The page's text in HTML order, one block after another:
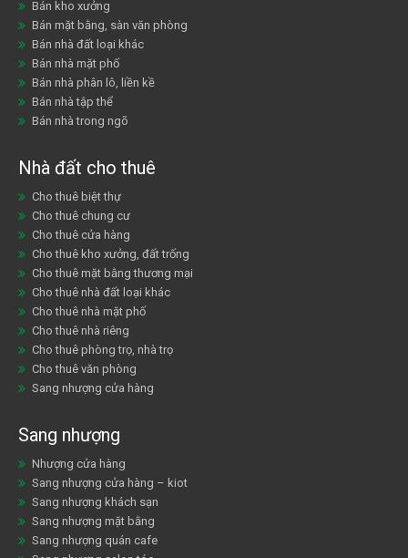
Bán kho xưởng
Bán mặt bằng, sàn văn phòng
Bán nhà đất loại khác
Bán nhà mặt phố
Bán nhà phân lô, liền kề
Bán nhà tập thể
Bán nhà trong ngõ
Nhà đất cho thuê
Cho thuê biệt thự
Cho thuê chung cư
Cho thuê cửa hàng
Cho thuê kho xưởng, đất trống
Cho thuê mặt bằng thương mại
Cho thuê nhà đất loại khác
Cho thuê nhà mặt phố
Cho thuê nhà riêng
Cho thuê phòng trọ, nhà trọ
Cho thuê văn phòng
Sang nhượng cửa hàng
Sang nhượng
Nhượng cửa hàng
Sang nhượng cửa hàng – kiot
Sang nhượng khách sạn
Sang nhượng mặt bằng
Sang nhượng quán cafe